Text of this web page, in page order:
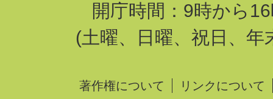
開庁時間：9時から
(土曜、日曜、祝日、年
著作権について
リンクについて